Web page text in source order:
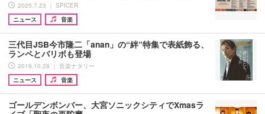
2025.7.23 ｜ SPICER
ニュース
音楽
三代目JSB今市隆二「anan」の“絆”特集で表紙飾る、
ランペとバリボも登場
2019.10.28 ｜ 音楽ナタリー
ニュース
音楽
ゴールデンボンバー、大宮ソニックシティでXmasラ